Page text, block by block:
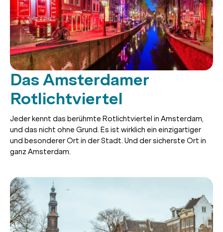
Das Amsterdamer
Rotlichtviertel
Jeder kennt das berühmte Rotlichtviertel in Amsterdam,
und das nicht ohne Grund. Es ist wirklich ein einzigartiger
und besonderer Ort in der Stadt. Und der sicherste Ort in
ganz Amsterdam.